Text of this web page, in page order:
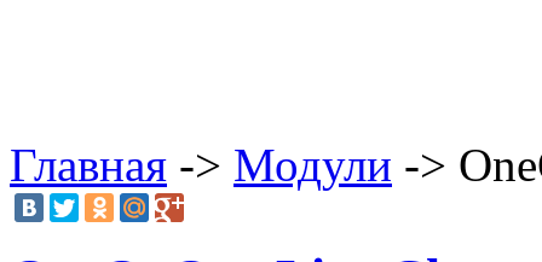
Главная -> Модули ->